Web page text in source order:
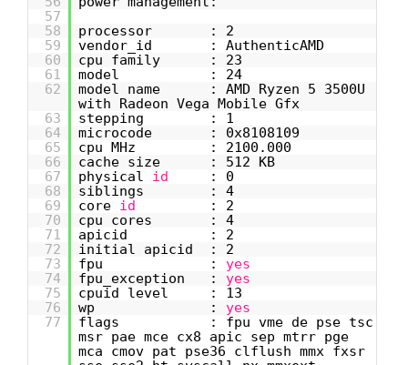
57
58
processor : 2
59
vendor_id : AuthenticAMD
60
cpu family : 23
61
model : 24
62
model name : AMD Ryzen 5 3500U
with Radeon Vega Mobile Gfx
63
stepping : 1
64
microcode : 0x8108109
65
cpu MHz : 2100.000
66
cache size : 512 KB
67
physical id
: 0
68
siblings : 4
69
core id
: 2
70
cpu cores : 4
71
apicid : 2
72
initial apicid : 2
73
fpu : yes
74
fpu_exception : yes
75
cpuid level : 13
76
wp : yes
77
flags : fpu vme de pse tsc
msr pae mce cx8 apic sep mtrr pge
mca cmov pat pse36 clflush mmx fxsr